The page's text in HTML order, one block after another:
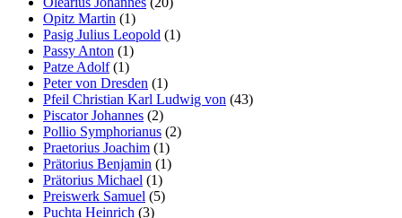
Opitz Martin (1)
Pasig Julius Leopold (1)
Passy Anton (1)
Patze Adolf(1)
Peter von Dresden (1)
Pfeil Christian Karl Ludwig von (43)
Piscator Johannes (2)
Pollio Symphorianus (2)
Praetorius Joachim (1)
Prätorius Benjamin (1)
Prätorius Michael (1)
Preiswerk Samuel (5)
Puchta Heinrich (3)